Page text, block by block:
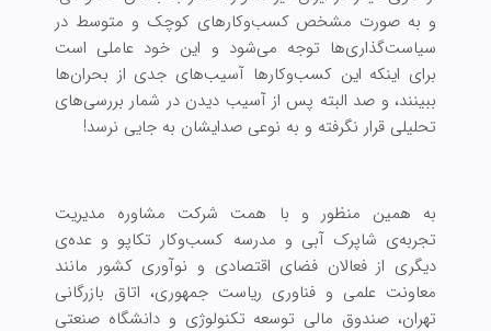
و به صورت مشخص کسب‌وکارهای کوچک و متوسط در
سیاست‌گذاری‌ها توجه می‌شود و این خود عاملی است
برای اینکه این کسب‌وکارها آسیب‌های جدی از بحران‌ها
ببینند، و صد البته پس از آسیب دیدن در شمار بررسی‌های
تحلیلی قرار نگرفته و به نوعی صدایشان به جایی نرسد!
به همین منظور و با همت شرکت مشاوره مدیریت
تجربه‌ی شاپرک آبی و مدرسه کسب‌وکار تکاپو و عده‌ی
دیگری از فعالان فضای اقتصادی و نوآوری کشور مانند
معاونت علمی و فناوری ریاست جمهوری، اتاق بازرگانی
تهران، صندوق مالی توسعه تکنولوژی و دانشگاه صنعتی